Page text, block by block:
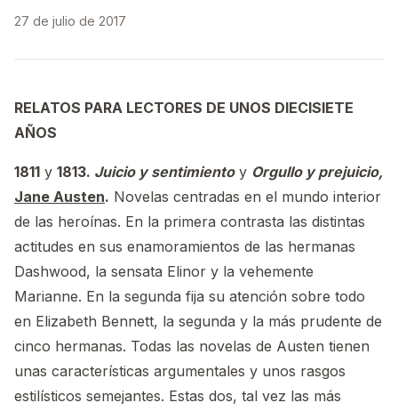
27 de julio de 2017
RELATOS PARA LECTORES DE UNOS DIECISIETE
AÑOS
1811 y 1813. Juicio y sentimientoy Orgullo y prejuicio,
Jane Austen. Novelas centradas en el mundo interior
de las heroínas. En la primera contrasta las distintas
actitudes en sus enamoramientos de las hermanas
Dashwood, la sensata Elinor y la vehemente
Marianne. En la segunda fija su atención sobre todo
en Elizabeth Bennett, la segunda y la más prudente de
cinco hermanas. Todas las novelas de Austen tienen
unas características argumentales y unos rasgos
estilísticos semejantes. Estas dos, tal vez las más